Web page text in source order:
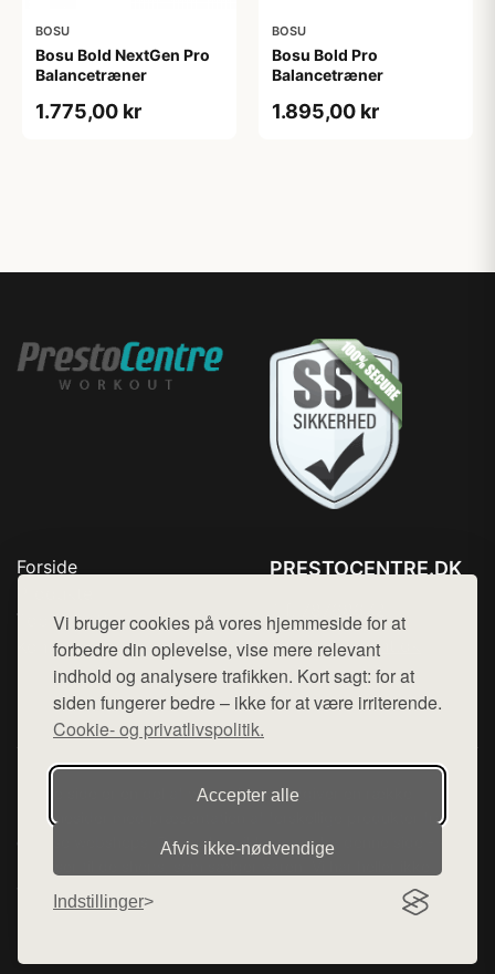
Vi bruger cookies på vores hjemmeside for at
forbedre din oplevelse, vise mere relevant
indhold og analysere trafikken. Kort sagt: for at
siden fungerer bedre – ikke for at være irriterende.
Cookie- og privatlivspolitik.
Accepter alle
Afvis ikke‑nødvendige
Indstillinger
BOSU
Bosu Bold NextGen Pro
Balancetræner
1.775,00 kr
BOSU
Bosu Bold Pro
Balancetræner
1.895,00 kr
Forside
Top Rabatter
Kontakt
PRESTOCENTRE.DK
Mail: hej@want.dk
Cookie- og privatlivspolitik
Denne side er en del af want.dk, der udgiver en række
hjemmesider med præsentation af forskellige produkter fra
diverse webshops. Der sælges ikke varer fra denne side - vi
henviser til de shops, som sælger varen. Vi har heller ikke
varerne på lager.